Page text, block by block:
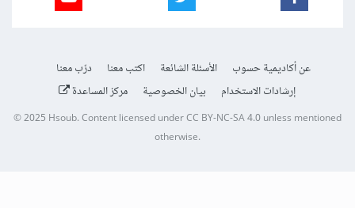
عن أكاديمية حسوب الأسئلة الشائعة اكتب معنا
درّب معنا
إرشادات الاستخدام
بيان الخصوصية مركز المساعدة
© 2025 Hsoub.Content licensed underCC BY-NC-SA 4.0unless mentioned
otherwise.